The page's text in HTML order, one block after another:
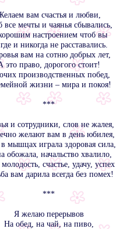
вам счастья и любви,
все мечты и чаянья сбывались,
настроением чтоб вы
и никогда не расставались.
вам на сотню добрых лет,
это право, дорогого стоит!
производственных побед,
жизни – мира и покоя!
***
и сотрудники, слов не жалея,
желают вам в день юбилея,
мышцах играла здоровая сила,
обожала, начальство хвалило,
счастье, удачу, успех
вам дарила всегда без помех!
***
Я желаю перерывов
На обед, на чай, на пиво,